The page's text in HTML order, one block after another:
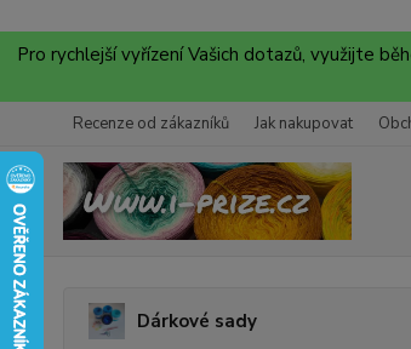
Pro rychlejší vyřízení Vašich dotazů, využijte
Recenze od zákazníků Jak nakupovat
Dárkové sady